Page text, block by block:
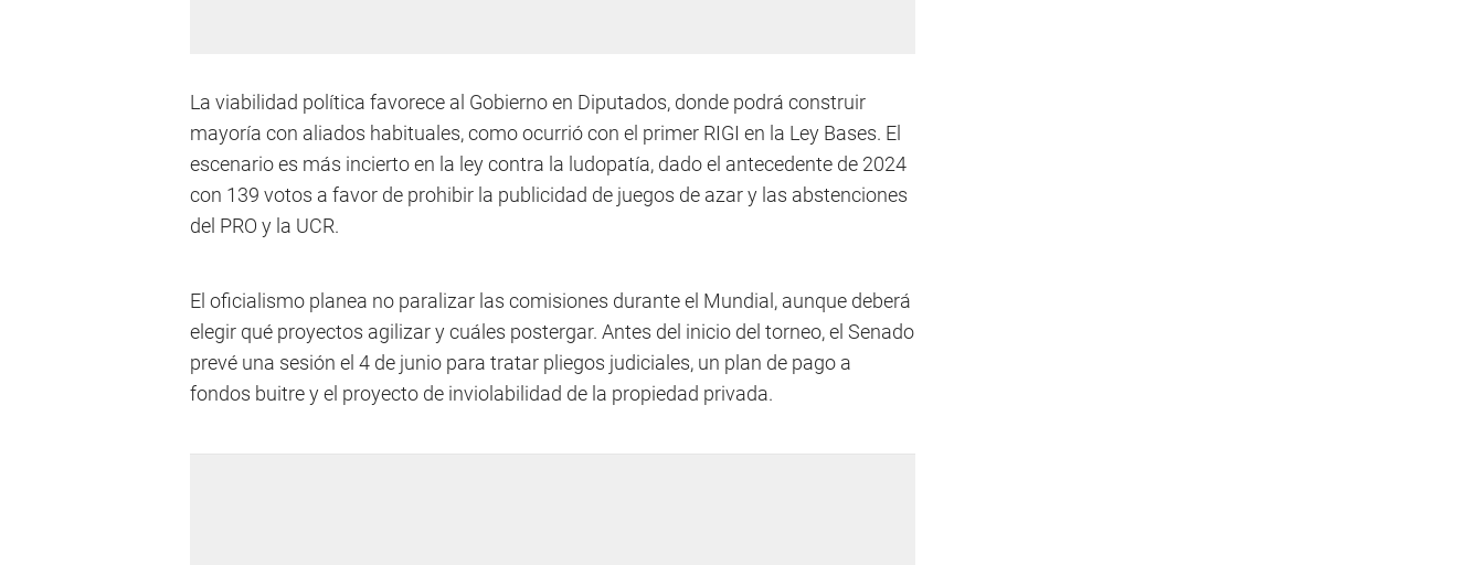
La viabilidad política favorece al Gobierno en Diputados, donde podrá construir
mayoría con aliados habituales, como ocurrió con el primer RIGI en la Ley Bases. El
escenario es más incierto en la ley contra la ludopatía, dado el antecedente de 2024
con 139 votos a favor de prohibir la publicidad de juegos de azar y las abstenciones
del PRO y la UCR.
El oficialismo planea no paralizar las comisiones durante el Mundial, aunque deberá
elegir qué proyectos agilizar y cuáles postergar. Antes del inicio del torneo, el Senado
prevé una sesión el 4 de junio para tratar pliegos judiciales, un plan de pago a
fondos buitre y el proyecto de inviolabilidad de la propiedad privada.